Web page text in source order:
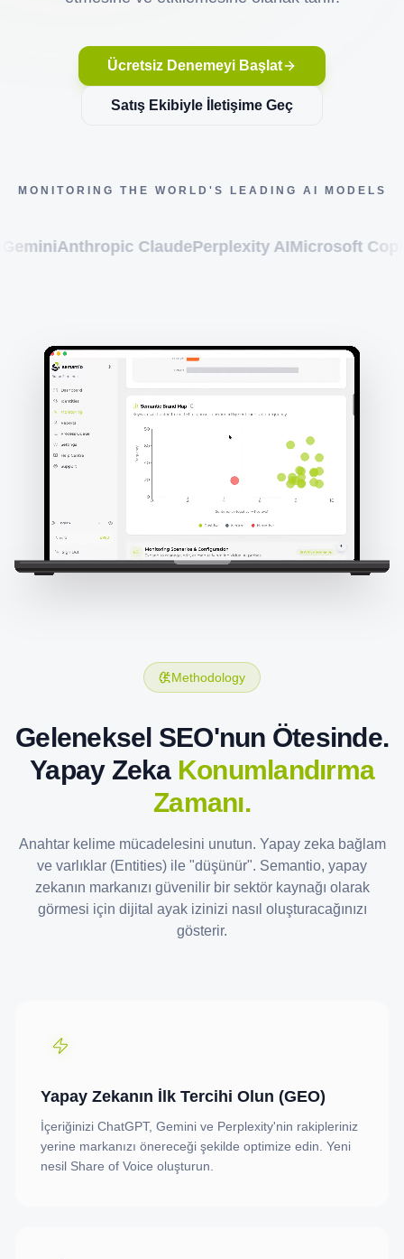
Ücretsiz Denemeyi Başlat
Satış Ekibiyle İletişime Geç
MONITORING THE WORLD'S LEADING AI MODELS
ClaudePerplexity AIMicrosoft CopilotxAI
Methodology
Geleneksel SEO'nun Ötesinde.
Yapay Zeka Konumlandırma
Zamanı.
Anahtar kelime mücadelesini unutun. Yapay zeka bağlam
ve varlıklar (Entities) ile "düşünür". Semantio, yapay
zekanın markanızı güvenilir bir sektör kaynağı olarak
görmesi için dijital ayak izinizi nasıl oluşturacağınızı
gösterir.
Yapay Zekanın İlk Tercihi Olun (GEO)
İçeriğinizi ChatGPT, Gemini ve Perplexity'nin rakipleriniz
yerine markanızı önereceği şekilde optimize edin. Yeni
nesil Share of Voice oluşturun.